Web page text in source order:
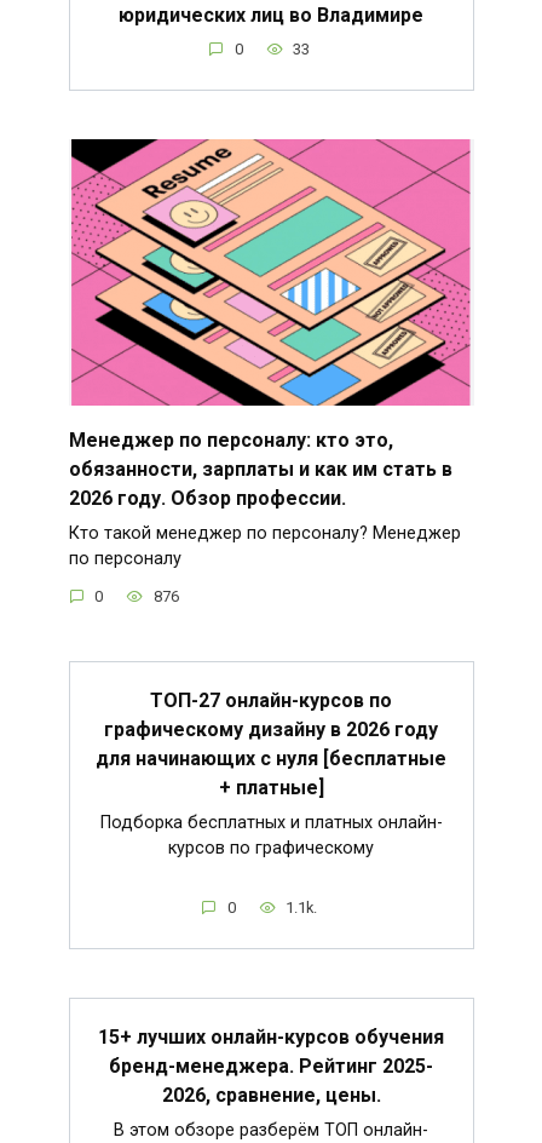
юридических лиц во Владимире
0 33
Менеджер по персоналу: кто это,
обязанности, зарплаты и как им стать в
2026 году. Обзор профессии.
Кто такой менеджер по персоналу? Менеджер
по персоналу
0 876
ТОП-27 онлайн-курсов по
графическому дизайну в 2026 году
для начинающих с нуля [бесплатные
+ платные]
Подборка бесплатных и платных онлайн-
курсов по графическому
0 1.1k.
15+ лучших онлайн-курсов обучения
бренд-менеджера. Рейтинг 2025-
2026, сравнение, цены.
В этом обзоре разберём ТОП онлайн-